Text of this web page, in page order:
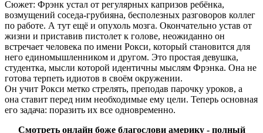
Сюжет: Фрэнк устал от регулярных капризов ребёнка,
возмущений соседа-грубияна, бесполезных разговоров коллег
по работе. А тут ещё и опухоль мозга. Окончательно устав от
жизни и приставив пистолет к голове, неожиданно он
встречает человека по имени Рокси, который становится для
него единомышленником и другом. Это простая девушка,
студентка, мысли которой идентичны мыслям Фрэнка. Она не
готова терпеть идиотов в своём окружении.
Он учит Рокси метко стрелять, преподав парочку уроков, а
она ставит перед ним необходимые ему цели. Теперь основная
его задача: поразить их все одновременно.
Смотреть онлайн боже благослови америку - полный